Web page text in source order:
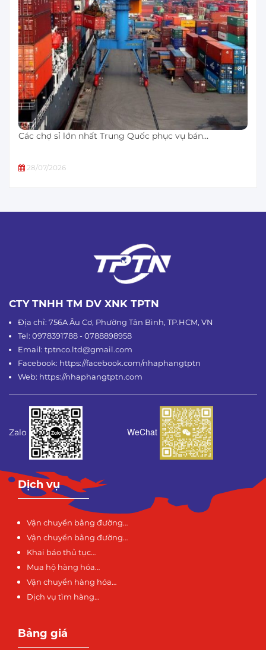
Các chợ sỉ lớn nhất Trung Quốc phục vụ bán…
28/07/2026
CTY TNHH TM DV XNK TPTN
Địa chỉ: 756A Âu Cơ, Phường Tân Bình, TP.HCM, VN
Tel: 0978391788 - 0788898958
Email: tptnco.ltd@gmail.com
Facebook: https://facebook.com/nhaphangtptn
Web: https://nhaphangtptn.com
Zalo WeChat
Dịch vụ
Vận chuyển bằng đường…
Vận chuyển bằng đường…
Khai báo thủ tục…
Mua hộ hàng hóa…
Vận chuyển hàng hóa…
Dịch vụ tìm hàng…
Bảng giá